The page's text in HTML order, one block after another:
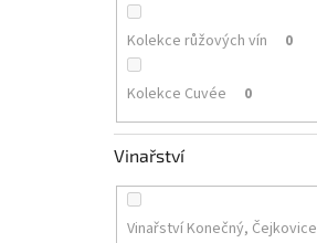
Kolekce růžových vín 0
Kolekce Cuvée 0
Vinařství
Vinařství Konečný, Čejkovice